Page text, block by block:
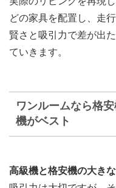
どの家具を配置し、走
賢さと吸引力で差が出
ていきます。
ワンルームなら格
機がベスト
高級機と格安機の大き